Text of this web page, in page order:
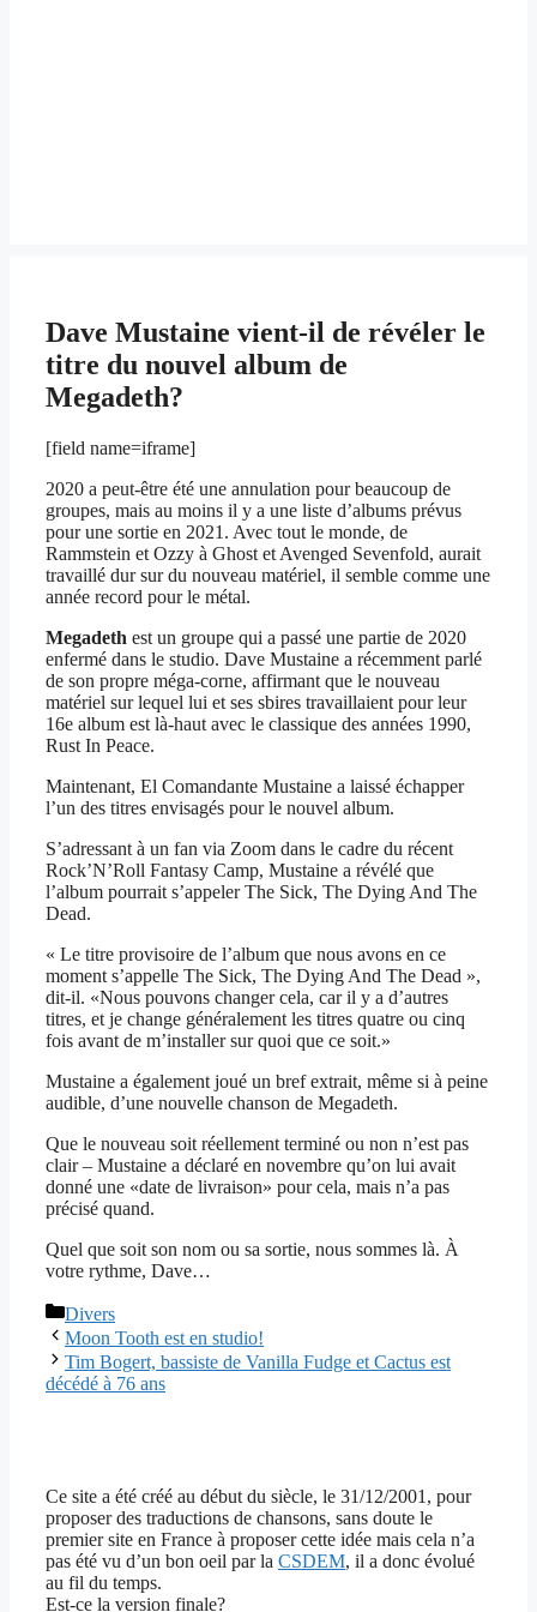
Dave Mustaine vient-il de révéler le
titre du nouvel album de
Megadeth?
[field name=iframe]
2020 a peut-être été une annulation pour beaucoup de
groupes, mais au moins il y a une liste d’albums prévus
pour une sortie en 2021. Avec tout le monde, de
Rammstein et Ozzy à Ghost et Avenged Sevenfold, aurait
travaillé dur sur du nouveau matériel, il semble comme une
année record pour le métal.
Megadeth est un groupe qui a passé une partie de 2020
enfermé dans le studio. Dave Mustaine a récemment parlé
de son propre méga-corne, affirmant que le nouveau
matériel sur lequel lui et ses sbires travaillaient pour leur
16e album est là-haut avec le classique des années 1990,
Rust In Peace.
Maintenant, El Comandante Mustaine a laissé échapper
l’un des titres envisagés pour le nouvel album.
S’adressant à un fan via Zoom dans le cadre du récent
Rock’N’Roll Fantasy Camp, Mustaine a révélé que
l’album pourrait s’appeler The Sick, The Dying And The
Dead.
« Le titre provisoire de l’album que nous avons en ce
moment s’appelle The Sick, The Dying And The Dead »,
dit-il. «Nous pouvons changer cela, car il y a d’autres
titres, et je change généralement les titres quatre ou cinq
fois avant de m’installer sur quoi que ce soit.»
Mustaine a également joué un bref extrait, même si à peine
audible, d’une nouvelle chanson de Megadeth.
Que le nouveau soit réellement terminé ou non n’est pas
clair – Mustaine a déclaré en novembre qu’on lui avait
donné une «date de livraison» pour cela, mais n’a pas
précisé quand.
Quel que soit son nom ou sa sortie, nous sommes là. À
votre rythme, Dave…
Catégories
Divers
Moon Tooth est en studio!
Tim Bogert, bassiste de Vanilla Fudge et Cactus est
décédé à 76 ans
Ce site a été créé au début du siècle, le 31/12/2001, pour
proposer des traductions de chansons, sans doute le
premier site en France à proposer cette idée mais cela n’a
pas été vu d’un bon oeil par la CSDEM, il a donc évolué
au fil du temps.
Est-ce la version finale?